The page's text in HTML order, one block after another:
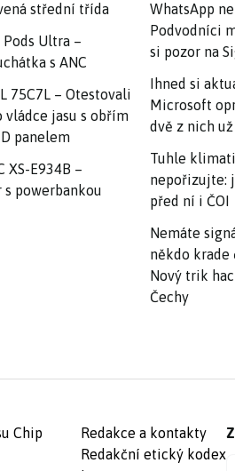
střední třída
Pods Ultra –
s ANC
75C7L – Otestovali
vládce jasu s obřím
panelem
XS-E934B –
s powerbankou
WhatsApp
Podvodníci
si pozor na
Ihned si
Microsoft
dvě z nich
Tuhle
nepořizujte:
před ní i ČOI
Nemáte
někdo krade
Nový trik
Čechy
Chip
Redakce a kontakty
Redakční etický kodex